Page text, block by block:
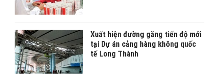
Xuất hiện đường găng tiến độ mới
tại Dự án cảng hàng không quốc
tế Long Thành